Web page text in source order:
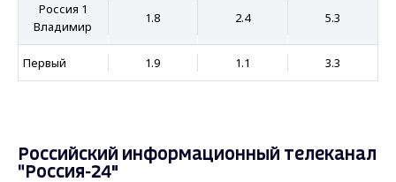
Россия 1
Владимир
1.8 2.4 5.3
Первый 1.9 1.1 3.3
Российский информационный телеканал
"Россия-24"